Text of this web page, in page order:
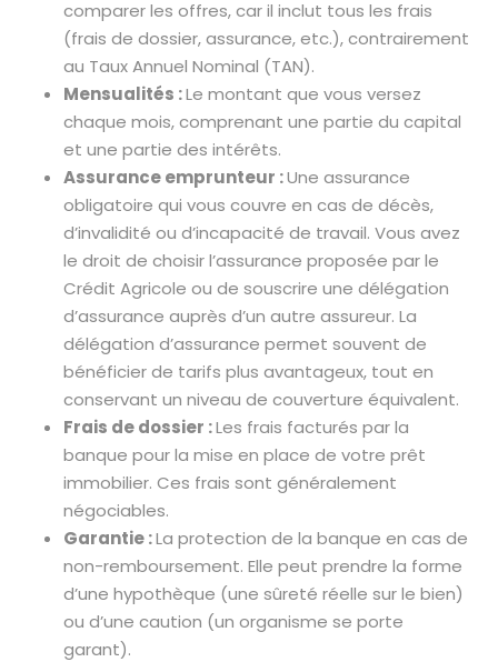
comparer les offres, car il inclut tous les frais
(frais de dossier, assurance, etc.), contrairement
au Taux Annuel Nominal (TAN).
Mensualités :Le montant que vous versez
chaque mois, comprenant une partie du capital
et une partie des intérêts.
Assurance emprunteur :Une assurance
obligatoire qui vous couvre en cas de décès,
d’invalidité ou d’incapacité de travail. Vous avez
le droit de choisir l’assurance proposée par le
Crédit Agricole ou de souscrire une délégation
d’assurance auprès d’un autre assureur. La
délégation d’assurance permet souvent de
bénéficier de tarifs plus avantageux, tout en
conservant un niveau de couverture équivalent.
Frais de dossier :Les frais facturés par la
banque pour la mise en place de votre prêt
immobilier. Ces frais sont généralement
négociables.
Garantie :La protection de la banque en cas de
non-remboursement. Elle peut prendre la forme
d’une hypothèque (une sûreté réelle sur le bien)
ou d’une caution (un organisme se porte
garant).